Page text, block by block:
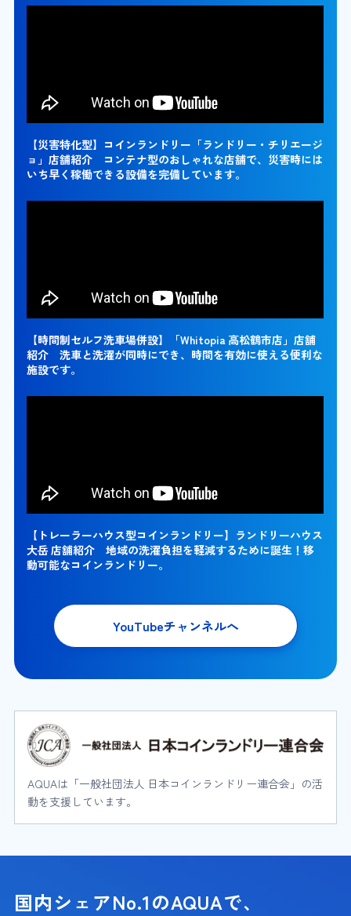
【災害特化型】コインランドリー「ランドリー・チリエージ
ョ」店舗紹介 コンテナ型のおしゃれな店舗で、災害時には
いち早く稼働できる設備を完備しています。
【時間制セルフ洗車場併設】「Whitopia 高松鶴市店」店舗
紹介 洗車と洗濯が同時にでき、時間を有効に使える便利な
施設です。
【トレーラーハウス型コインランドリー】ランドリーハウス
大岳 店舗紹介 地域の洗濯負担を軽減するために誕生！移
動可能なコインランドリー。
YouTubeチャンネルへ
AQUAは「一般社団法人 日本コインランドリー連合会」の活
動を支援しています。
国内シェアNo.1のAQUAで、